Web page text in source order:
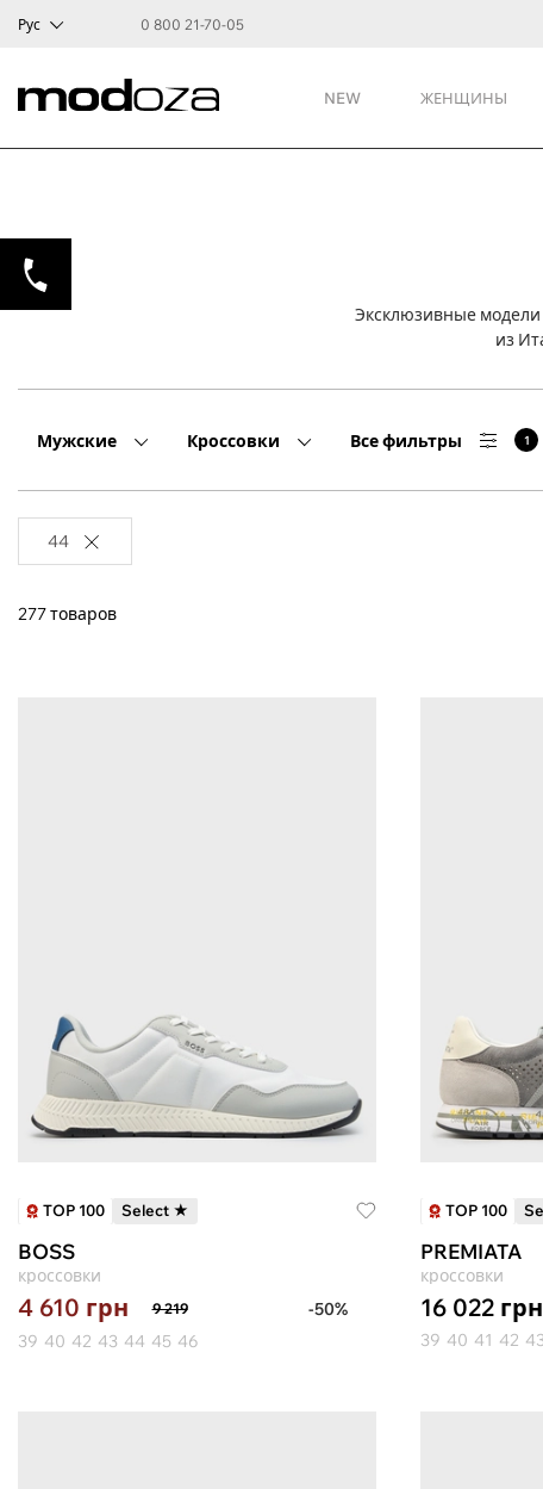
Рус 0 800 21-70-05
NEW ЖЕНЩИНЫ
Эксклюзивные модели
из
Мужские Кроссовки Все фильтры 1
44
277 товаров
TOP 100 Select ★
BOSS
кроссовки
4 610 грн 9 219
-50%
39 40 42 43 44 45 46
TOP 100
PREMIATA
кроссовки
16 022 грн
39 40 41 42 43